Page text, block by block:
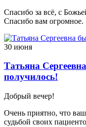
Спасибо за всё, с
Спасибо вам огромное.
30 июня
Татьяна
получилось!
Добрый вечер!
Очень приятно, что
судьбой своих